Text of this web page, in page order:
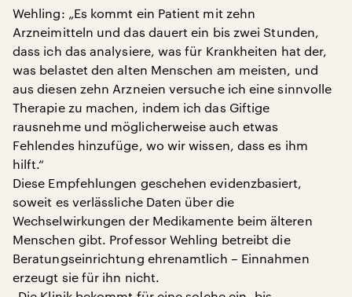
Wehling: „Es kommt ein Patient mit zehn
Arzneimitteln und das dauert ein bis zwei Stunden,
dass ich das analysiere, was für Krankheiten hat der,
was belastet den alten Menschen am meisten, und
aus diesen zehn Arzneien versuche ich eine sinnvolle
Therapie zu machen, indem ich das Giftige
rausnehme und möglicherweise auch etwas
Fehlendes hinzufüge, wo wir wissen, dass es ihm
hilft.“
Diese Empfehlungen geschehen evidenzbasiert,
soweit es verlässliche Daten über die
Wechselwirkungen der Medikamente beim älteren
Menschen gibt. Professor Wehling betreibt die
Beratungseinrichtung ehrenamtlich – Einnahmen
erzeugt sie für ihn nicht.